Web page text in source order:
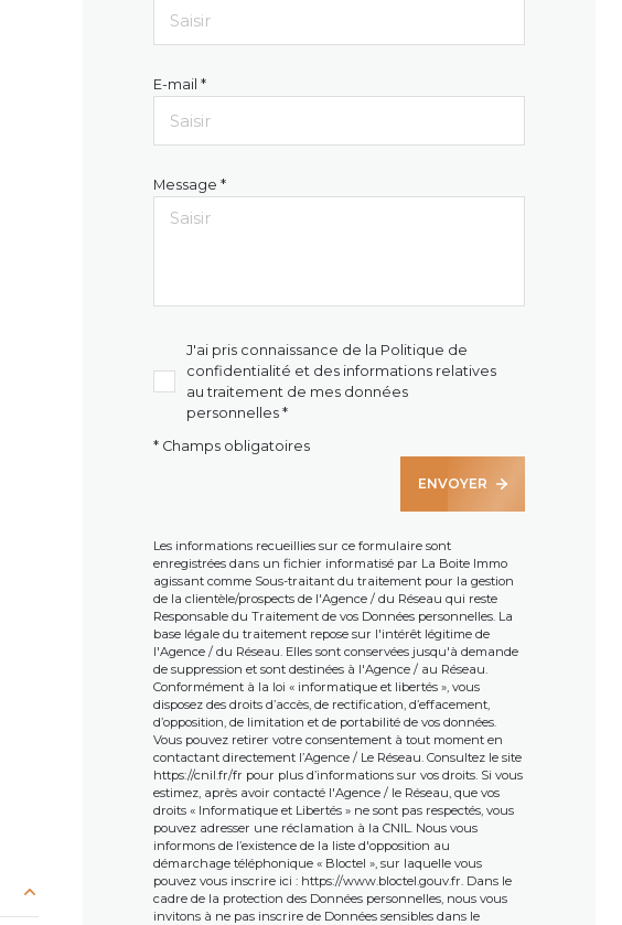
E-mail *
Message *
J'ai pris connaissance de la Politique de
confidentialité et des informations relatives
au traitement de mes données
personnelles *
* Champs obligatoires
ENVOYER
Les informations recueillies sur ce formulaire sont
enregistrées dans un fichier informatisé par La Boite Immo
agissant comme Sous-traitant du traitement pour la gestion
de la clientèle/prospects de l'Agence / du Réseau qui reste
Responsable du Traitement de vos Données personnelles. La
base légale du traitement repose sur l'intérêt légitime de
l'Agence / du Réseau. Elles sont conservées jusqu'à demande
de suppression et sont destinées à l'Agence / au Réseau.
Conformément à la loi « informatique et libertés », vous
disposez des droits d’accès, de rectification, d’effacement,
d’opposition, de limitation et de portabilité de vos données.
Vous pouvez retirer votre consentement à tout moment en
contactant directement l’Agence / Le Réseau. Consultez le site
https://cnil.fr/fr pour plus d’informations sur vos droits. Si vous
estimez, après avoir contacté l'Agence / le Réseau, que vos
droits « Informatique et Libertés » ne sont pas respectés, vous
pouvez adresser une réclamation à la CNIL. Nous vous
informons de l’existence de la liste d'opposition au
démarchage téléphonique « Bloctel », sur laquelle vous
pouvez vous inscrire ici : https://www.bloctel.gouv.fr . Dans le
cadre de la protection des Données personnelles, nous vous
invitons à ne pas inscrire de Données sensibles dans le